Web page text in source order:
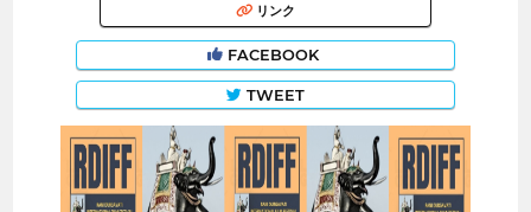
リンク
FACEBOOK
TWEET